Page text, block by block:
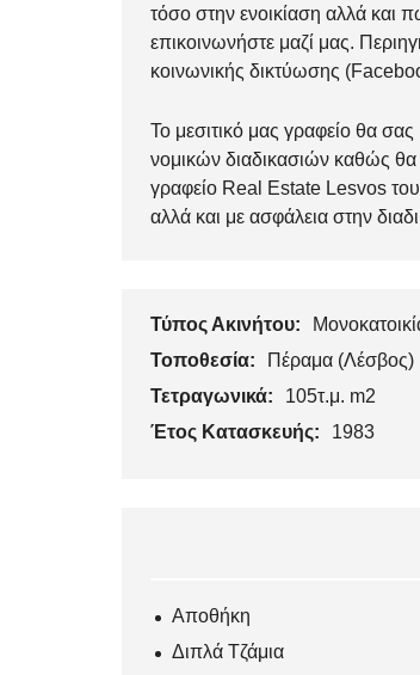
τόσο στην ενοικίαση αλλά και
επικοινωνήστε μαζί μας.
κοινωνικής δικτύωσης (
Το μεσιτικό μας γραφείο θα
νομικών διαδικασιών καθώς θα
γραφείο Real Estate Lesvos του
αλλά και με ασφάλεια στην
Τύπος Ακινήτου:
Τοποθεσία:
Πέραμα (Λέσβος)
Τετραγωνικά:
105τ.μ. m2
Έτος Κατασκευής:
1983
Αποθήκη
Διπλά Τζάμια